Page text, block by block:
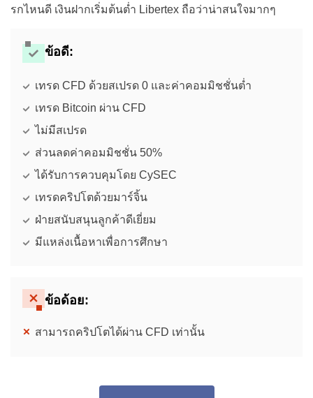
รกไหนดี เงินฝากเริ่มต้นต่ำ Libertex ถือว่าน่าสนใจมากๆ
ข้อดี:
เทรด CFD ด้วยสเปรด 0 และค่าคอมมิชชั่นต่ำ
เทรด Bitcoin ผ่าน CFD
ไม่มีสเปรด
ส่วนลดค่าคอมมิชชั่น 50%
ได้รับการควบคุมโดย CySEC
เทรดคริปโตด้วยมาร์จิ้น
ฝ่ายสนับสนุนลูกค้าดีเยี่ยม
มีแหล่งเนื้อหาเพื่อการศึกษา
ข้อด้อย:
สามารถคริปโตได้ผ่าน CFD เท่านั้น